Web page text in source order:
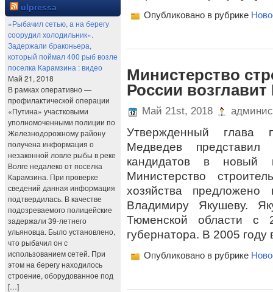
ulpressa
«Рыбачил сетью, а на берегу
соорудил холодильник».
Задержали браконьера,
который поймал 400 рыб возле
поселка Карамзина : видео
Май 21, 2018
В рамках оперативно —
профилактической операции
«Путина» участковыми
уполномоченными полиции по
Железнодорожному району
получена информация о
незаконной ловле рыбы в реке
Волге недалеко от поселка
Карамзина. При проверке
сведений данная информация
подтвердилась. В качестве
подозреваемого полицейские
задержали 39-летнего
ульяновца. Было установлено,
что рыбачил он с
использованием сетей. При
этом на берегу находилось
строение, оборудованное под
[…]
Опубликовано в рубрике
Министерство
России
Май 21st, 2018
Утвержденный глава
Медведев представил
кандидатов в новый
Министерство
хозяйства предложено
Владимиру Якушеву.
Тюменской области с
губернатора. В 2005 году
Опубликовано в рубрике